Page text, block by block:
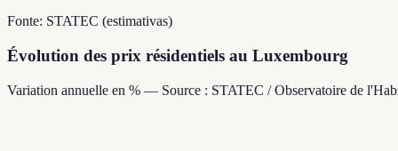
Fonte: STATEC (estimativas)
Évolution des prix résidentiels au Luxembourg
Variation annuelle en % — Source : STATEC / Observatoire de